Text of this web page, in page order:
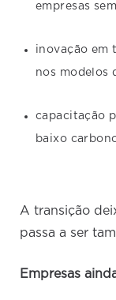
empresas
inovação em
nos modelos
capacitação
baixo
A transição
passa a ser
Empresas